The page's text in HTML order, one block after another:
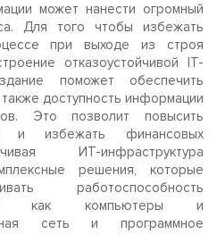
может нанести огромный
Для того чтобы избежать
при выходе из строя
отказоустойчивой IT-
поможет обеспечить
доступность информации
Это позволит повысить
и избежать финансовых
ИТ-инфраструктура
решения, которые
работоспособность
как компьютеры и
сеть и программное